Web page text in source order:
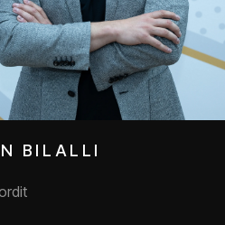
BILALLI